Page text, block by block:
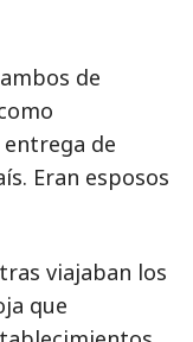
de
entrega de
Eran esposos
viajaban los
que